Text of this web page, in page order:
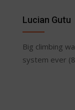
Lucian Gutu
Big climbing
system ever